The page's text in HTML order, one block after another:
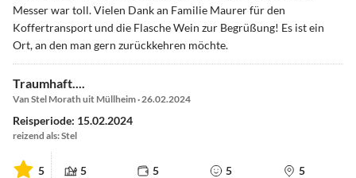
Messer war toll. Vielen Dank an Familie Maurer für den
Koffertransport und die Flasche Wein zur Begrüßung! Es ist ein
Ort, an den man gern zurückkehren möchte.
Traumhaft....
Van Stel Morath uit Müllheim · 26.02.2024
Reisperiode: 15.02.2024
reizend als: Stel
5 5 5 5 5